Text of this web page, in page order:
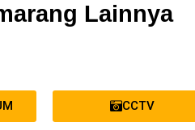
Lainnya
CCTV